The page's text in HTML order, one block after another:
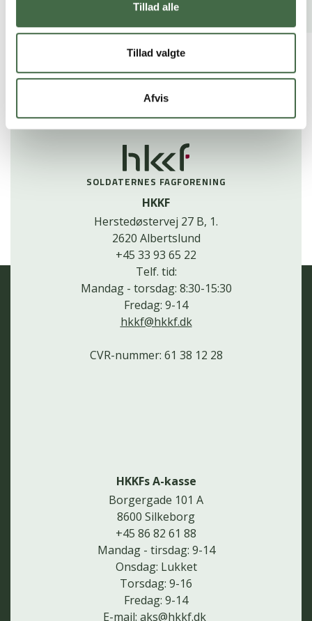
Tillad alle
Tillad valgte
Afvis
Se alle nyheder
SOLDATERNES FAGFORENING
HKKF
Herstedøstervej 27 B, 1.
2620 Albertslund
+45 33 93 65 22
Telf. tid:
Mandag - torsdag: 8:30-15:30
Fredag: 9-14
hkkf@hkkf.dk
CVR-nummer: 61 38 12 28
HKKFs A-kasse
Borgergade 101 A
8600 Silkeborg
+45 86 82 61 88
Mandag - tirsdag: 9-14
Onsdag: Lukket
Torsdag: 9-16
Fredag: 9-14
E-mail: aks@hkkf.dk